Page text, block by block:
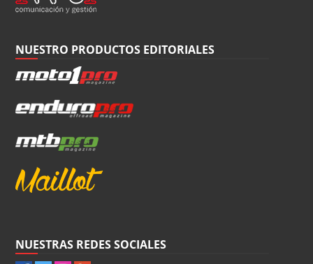
NUESTRO PRODUCTOS EDITORIALES
NUESTRAS REDES SOCIALES